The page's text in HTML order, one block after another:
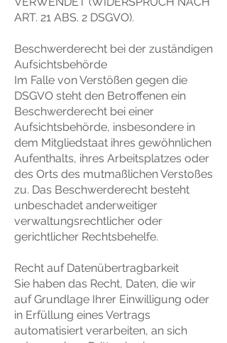
ART. 21 ABS. 2 DSGVO).
Beschwerderecht bei der zuständigen
Aufsichtsbehörde
Im Falle von Verstößen gegen die
DSGVO steht den Betroffenen ein
Beschwerderecht bei einer
Aufsichtsbehörde, insbesondere in
dem Mitgliedstaat ihres gewöhnlichen
Aufenthalts, ihres Arbeitsplatzes oder
des Orts des mutmaßlichen Verstoßes
zu. Das Beschwerderecht besteht
unbeschadet anderweitiger
verwaltungsrechtlicher oder
gerichtlicher Rechtsbehelfe.
Recht auf Datenübertragbarkeit
Sie haben das Recht, Daten, die wir
auf Grundlage Ihrer Einwilligung oder
in Erfüllung eines Vertrags
automatisiert verarbeiten, an sich